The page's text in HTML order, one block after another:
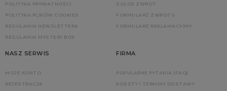
POLITYKA PRYWATNOŚCI
POLITYKA PLIKÓW COOKIES
REGULAMIN NEWSLETTERA
REGULAMIN MYSTERY BOX
ZGŁOŚ ZWROT
FORMULARZ ZWROTU
FORMULARZ REKLAMACYJNY
NASZ SERWIS
MOJE KONTO
REJESTRACJA
FIRMA
POPULARNE PYTANIA (FAQ)
KOSZTY I TERMINY DOSTAWY